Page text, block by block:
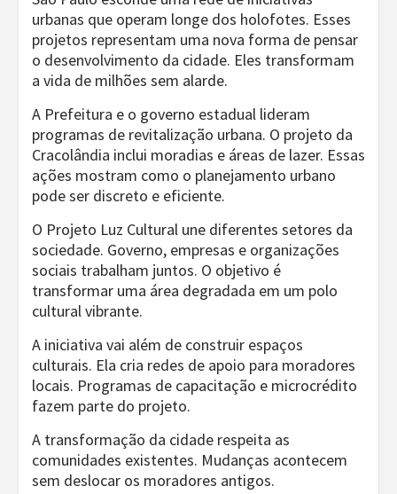
urbanas que operam longe dos holofotes. Esses
projetos representam uma nova forma de pensar
o desenvolvimento da cidade. Eles transformam
a vida de milhões sem alarde.
A Prefeitura e o governo estadual lideram
programas de revitalização urbana. O projeto da
Cracolândia inclui moradias e áreas de lazer. Essas
ações mostram como o planejamento urbano
pode ser discreto e eficiente.
O Projeto Luz Cultural une diferentes setores da
sociedade. Governo, empresas e organizações
sociais trabalham juntos. O objetivo é
transformar uma área degradada em um polo
cultural vibrante.
A iniciativa vai além de construir espaços
culturais. Ela cria redes de apoio para moradores
locais. Programas de capacitação e microcrédito
fazem parte do projeto.
A transformação da cidade respeita as
comunidades existentes. Mudanças acontecem
sem deslocar os moradores antigos.